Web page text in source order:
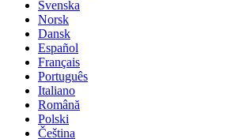
Svenska
Norsk
Dansk
Español
Français
Português
Italiano
Română
Polski
Čeština